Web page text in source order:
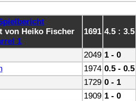
1
1691 4.5 : 3.5
2049 1 - 0
1974 0.5 - 0.5
1729 0 - 1
1909 1 - 0